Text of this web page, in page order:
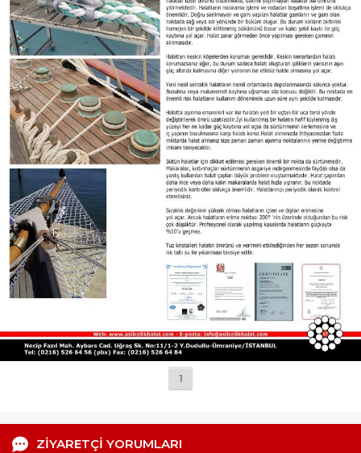
1
ZİYARETÇİ YORUMLARI